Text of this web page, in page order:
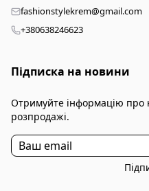
fashionstylekrem@gmail.com
+380638246623
Підписка на новини
Отримуйте інформацію про
розпродажі.